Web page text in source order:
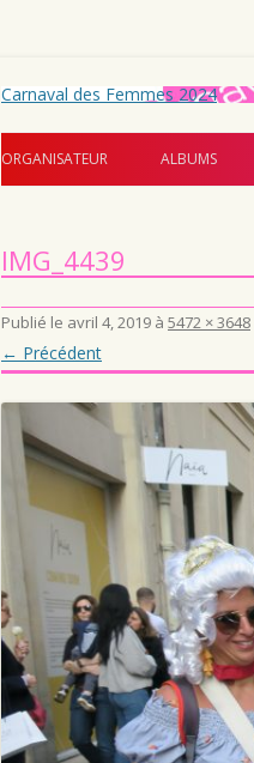
Carnaval des Femmes 2024
ORGANISATEUR ALBUMS
IMG_4439
Publié le avril 4, 2019 à 5472 × 3648
← Précédent